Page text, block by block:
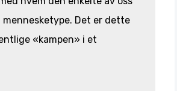
mennesketype. Det er dette
«kampen» i et